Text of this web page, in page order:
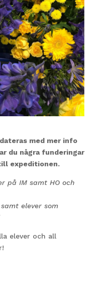
med mer info
du några funderingar
expeditionen.
på IM samt HO och
elever som
elever och all